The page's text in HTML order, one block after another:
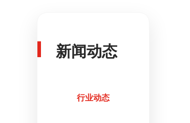
新闻动态
行业动态